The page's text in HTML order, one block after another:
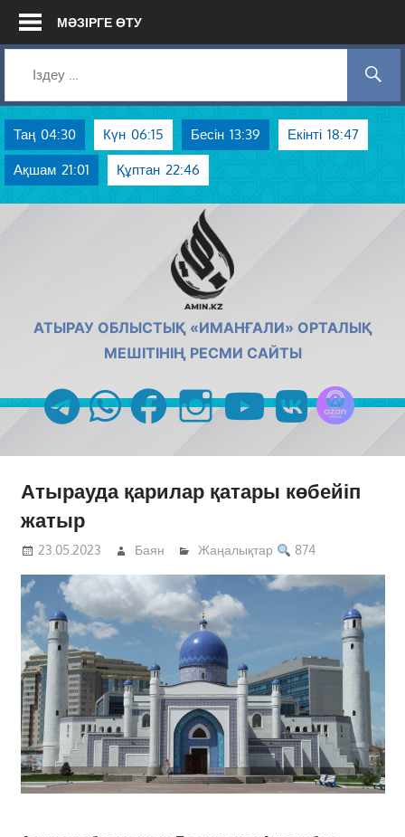
Skip
МӘЗІРГЕ ӨТУ
Таң 04:30 Күн 06:15 Бесін 13:39 Екінті 18:47
Ақшам 21:01 Құптан 22:46
АТЫРАУ ОБЛЫСТЫҚ «ИМАНҒАЛИ» ОРТАЛЫҚ
МЕШІТІНІҢ РЕСМИ САЙТЫ
telegramwhatsappfacebookinstagramyoutubevk
Атырауда қарилар қатары көбейіп
жатыр
23.05.2023 Баян Жаңалықтар 874